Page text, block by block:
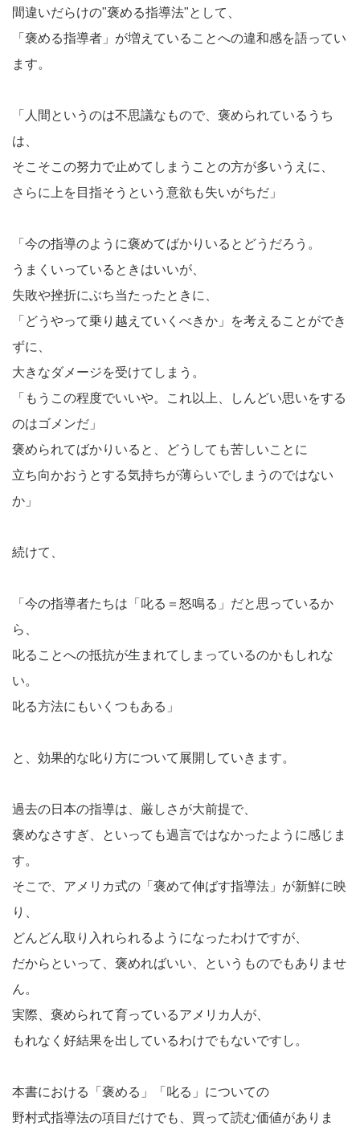
間違いだらけの"褒める指導法"として、
「褒める指導者」が増えていることへの違和感を語ってい
ます。
「人間というのは不思議なもので、褒められているうち
は、
そこそこの努力で止めてしまうことの方が多いうえに、
さらに上を目指そうという意欲も失いがちだ」
「今の指導のように褒めてばかりいるとどうだろう。
うまくいっているときはいいが、
失敗や挫折にぶち当たったときに、
「どうやって乗り越えていくべきか」を考えることができ
ずに、
大きなダメージを受けてしまう。
「もうこの程度でいいや。これ以上、しんどい思いをする
のはゴメンだ」
褒められてばかりいると、どうしても苦しいことに
立ち向かおうとする気持ちが薄らいでしまうのではない
か」
続けて、
「今の指導者たちは「叱る＝怒鳴る」だと思っているか
ら、
叱ることへの抵抗が生まれてしまっているのかもしれな
い。
叱る方法にもいくつもある」
と、効果的な叱り方について展開していきます。
過去の日本の指導は、厳しさが大前提で、
褒めなさすぎ、といっても過言ではなかったように感じま
す。
そこで、アメリカ式の「褒めて伸ばす指導法」が新鮮に映
り、
どんどん取り入れられるようになったわけですが、
だからといって、褒めればいい、というものでもありませ
ん。
実際、褒められて育っているアメリカ人が、
もれなく好結果を出しているわけでもないですし。
本書における「褒める」「叱る」についての
野村式指導法の項目だけでも、買って読む価値がありま